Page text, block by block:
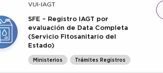
VUI-IAGT
SFE – Registro IAGT por
evaluación de Data Completa
(Servicio Fitosanitario del
Estado)
Ministerios Trámites Registros